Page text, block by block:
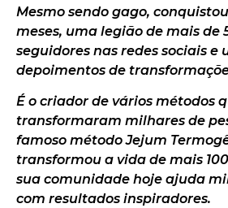
Mesmo sendo gago,
meses, uma legião de mais de
seguidores nas redes sociais e
depoimentos de
É o criador de vários métodos
transformaram milhares de
famoso método Jejum
transformou a vida de mais
sua comunidade hoje ajuda
com resultados inspiradores.